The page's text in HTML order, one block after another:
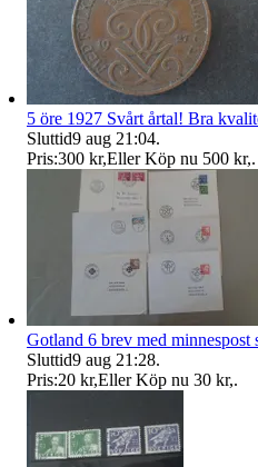
5 öre 1927 Svårt årtal! Bra
Sluttid9 aug 21:04.
Pris:300 kr,Eller Köp nu 500 kr,.
Gotland 6 brev med minnespost
Sluttid9 aug 21:28.
Pris:20 kr,Eller Köp nu 30 kr,.